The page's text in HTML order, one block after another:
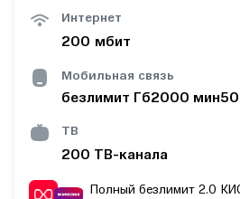
Интернет
200 мбит
Мобильная связь
безлимит Гб2000 мин50
ТВ
200 ТВ-канала
Полный безлимит 2.0